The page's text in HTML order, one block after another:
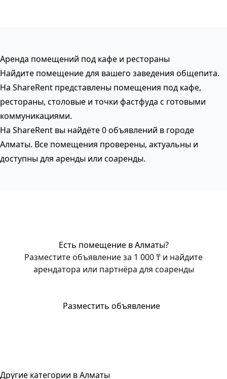
Аренда помещений под кафе и рестораны
Найдите помещение для вашего заведения общепита.
На ShareRent представлены помещения под кафе,
рестораны, столовые и точки фастфуда с готовыми
коммуникациями.
На ShareRent вы найдёте 0 объявлений в городе
Алматы. Все помещения проверены, актуальны и
доступны для аренды или соаренды.
Есть помещение в Алматы?
Разместите объявление за 1 000 ₸ и найдите
арендатора или партнёра для соаренды
Разместить объявление
Другие категории в Алматы